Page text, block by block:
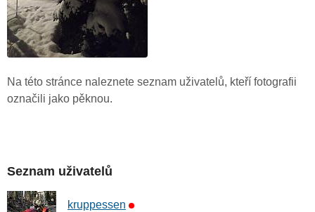
Na této stránce naleznete seznam uživatelů, kteří fotografii
označili jako pěknou.
Seznam uživatelů
kruppessen